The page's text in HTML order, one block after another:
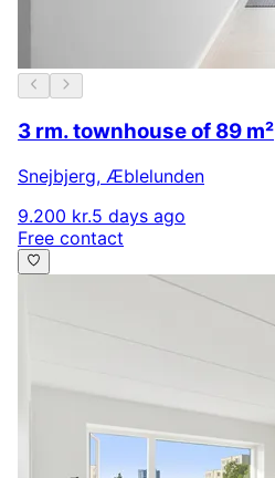
3 rm. townhouse of 89 m²
Snejbjerg, Æblelunden
9.200 kr.5 days ago
Free contact